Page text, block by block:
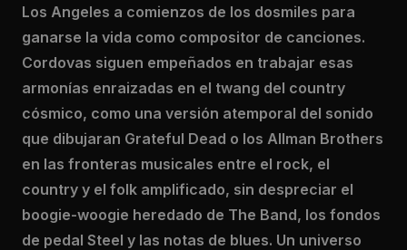
Los Angeles a comienzos de los dosmiles para
ganarse la vida como compositor de canciones.
Cordovas siguen empeñados en trabajar esas
armonías enraizadas en el twang del country
cósmico, como una versión atemporal del sonido
que dibujaran Grateful Dead o los Allman Brothers
en las fronteras musicales entre el rock, el
country y el folk amplificado, sin despreciar el
boogie-woogie heredado de The Band, los fondos
de pedal Steel y las notas de blues. Un universo